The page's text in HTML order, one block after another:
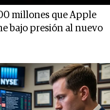
millones que Apple
bajo presión al nuevo